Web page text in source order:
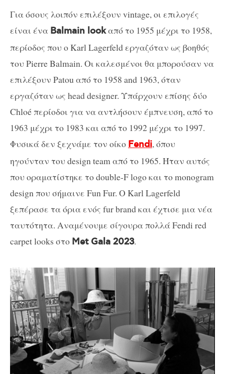
Για όσους λοιπόν επιλέξουν vintage, οι επιλογές
είναι ένα Balmain lookαπό το 1955 μέχρι το 1958,
περίοδος που ο Karl Lagerfeld εργαζόταν ως βοηθός
του Pierre Balmain. Οι καλεσμένοι θα μπορούσαν να
επιλέξουν Patou από το 1958 and 1963, όταν
εργαζόταν ως head designer. Υπάρχουν επίσης δύο
Chloé περίοδοι για να αντλήσουν έμπνευση, από το
1963 μέχρι το 1983 και από το 1992 μέχρι το 1997.
Φυσικά δεν ξεχνάμε τον οίκο Fendi, όπου
ηγούνταν του design team από το 1965. Ήταν αυτός
που οραματίστηκε το double-F logo και το monogram
design που σήμαινε Fun Fur. Ο Karl Lagerfeld
ξεπέρασε τα όρια ενός fur brand και έχτισε μια νέα
ταυτότητα. Αναμένουμε σίγουρα πολλά Fendi red
carpet looks στο Met Gala 2023.